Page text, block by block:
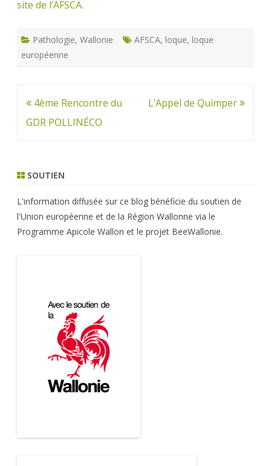
site de l’AFSCA.
Pathologie, Wallonie AFSCA, loque, loque
européenne
Navigation
de
4ème Rencontre du
GDR POLLINÉCO
L’Appel de Quimper
SOUTIEN
L'information diffusée sur ce blog bénéficie du soutien de
l'Union européenne et de la Région Wallonne via le
Programme Apicole Wallon et le projet BeeWallonie.